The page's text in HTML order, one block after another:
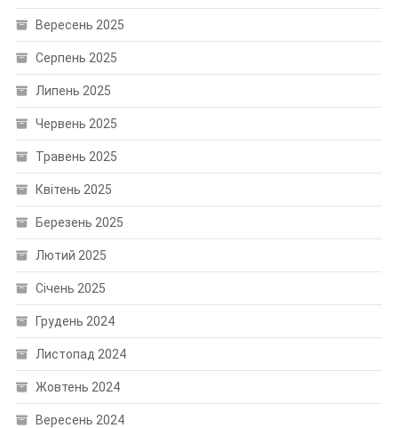
Вересень 2025
Серпень 2025
Липень 2025
Червень 2025
Травень 2025
Квітень 2025
Березень 2025
Лютий 2025
Січень 2025
Грудень 2024
Листопад 2024
Жовтень 2024
Вересень 2024